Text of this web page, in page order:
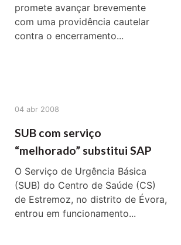
promete avançar brevemente
com uma providência cautelar
contra o encerramento...
04 abr 2008
SUB com serviço
“melhorado” substitui SAP
O Serviço de Urgência Básica
(SUB) do Centro de Saúde (CS)
de Estremoz, no distrito de Évora,
entrou em funcionamento...